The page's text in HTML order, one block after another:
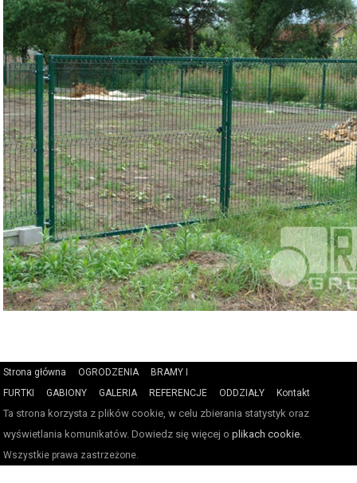
Strona główna OGRODZENIA
BRAMY I
FURTKI
GABIONY GALERIA REFERENCJE ODDZIAŁY Kontakt
Ta strona korzysta z plików cookie, w celu zbierania statystyk oraz
wyświetlania komunikatów. Dowiedz się więcej oplikach cookie.
Wszystkie prawa zastrzeżone.